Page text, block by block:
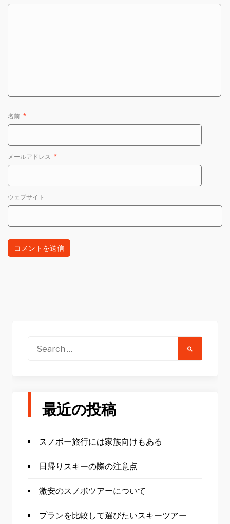
名前 *
メールアドレス *
ウェブサイト
Search
最近の投稿
スノボー旅行には家族向けもある
日帰りスキーの際の注意点
激安のスノボツアーについて
プランを比較して選びたいスキーツアー